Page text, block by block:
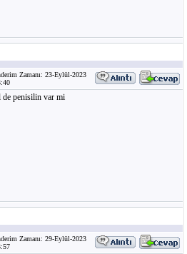
Zamanı: 23-Eylül-2023
de penisilin var mi
Zamanı: 29-Eylül-2023